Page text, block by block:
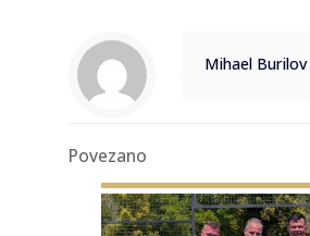
Mihael Burilov
Povezano